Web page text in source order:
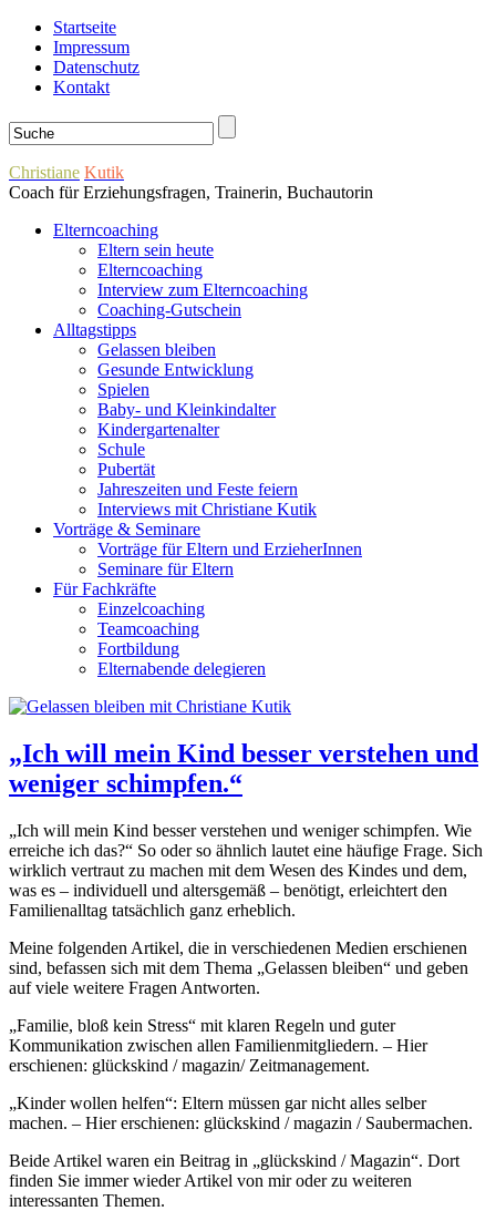
Startseite
Impressum
Datenschutz
Kontakt
Christiane Kutik
Coach für Erziehungsfragen, Trainerin, Buchautorin
Elterncoaching
Eltern sein heute
Elterncoaching
Interview zum Elterncoaching
Coaching-Gutschein
Alltagstipps
Gelassen bleiben
Gesunde Entwicklung
Spielen
Baby- und Kleinkindalter
Kindergartenalter
Schule
Pubertät
Jahreszeiten und Feste feiern
Interviews mit Christiane Kutik
Vorträge & Seminare
Vorträge für Eltern und ErzieherInnen
Seminare für Eltern
Für Fachkräfte
Einzelcoaching
Teamcoaching
Fortbildung
Elternabende delegieren
„Ich will mein Kind besser verstehen und
weniger schimpfen.“
„Ich will mein Kind besser verstehen und weniger schimpfen. Wie
erreiche ich das?“ So oder so ähnlich lautet eine häufige Frage. Sich
wirklich vertraut zu machen mit dem Wesen des Kindes und dem,
was es – individuell und altersgemäß – benötigt, erleichtert den
Familienalltag tatsächlich ganz erheblich.
Meine folgenden Artikel, die in verschiedenen Medien erschienen
sind, befassen sich mit dem Thema „Gelassen bleiben“ und geben
auf viele weitere Fragen Antworten.
„Familie, bloß kein Stress“ mit klaren Regeln und guter
Kommunikation zwischen allen Familienmitgliedern. – Hier
erschienen: glückskind / magazin/ Zeitmanagement.
„Kinder wollen helfen“: Eltern müssen gar nicht alles selber
machen. – Hier erschienen: glückskind / magazin / Saubermachen.
Beide Artikel waren ein Beitrag in „glückskind / Magazin“. Dort
finden Sie immer wieder Artikel von mir oder zu weiteren
interessanten Themen.